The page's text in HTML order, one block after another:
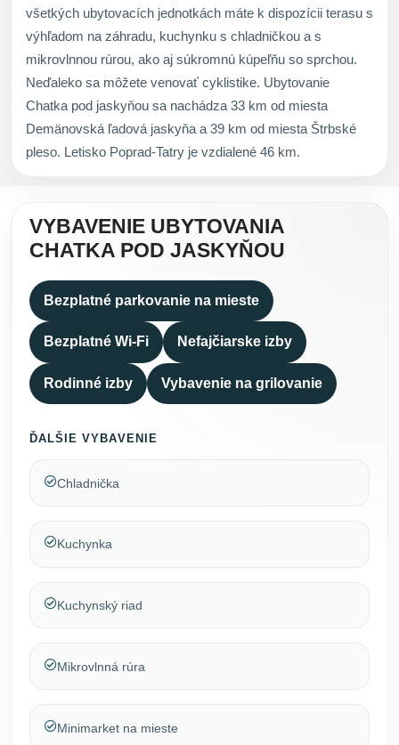
všetkých ubytovacích jednotkách máte k dispozícii terasu s
výhľadom na záhradu, kuchynku s chladničkou a s
mikrovlnnou rúrou, ako aj súkromnú kúpeľňu so sprchou.
Neďaleko sa môžete venovať cyklistike. Ubytovanie
Chatka pod jaskyňou sa nachádza 33 km od miesta
Demänovská ľadová jaskyňa a 39 km od miesta Štrbské
pleso. Letisko Poprad-Tatry je vzdialené 46 km.
VYBAVENIE UBYTOVANIA
CHATKA POD JASKYŇOU
Bezplatné parkovanie na mieste
Bezplatné Wi-Fi Nefajčiarske izby
Rodinné izby Vybavenie na grilovanie
ĎALŠIE VYBAVENIE
Chladnička
Kuchynka
Kuchynský riad
Mikrovlnná rúra
Minimarket na mieste